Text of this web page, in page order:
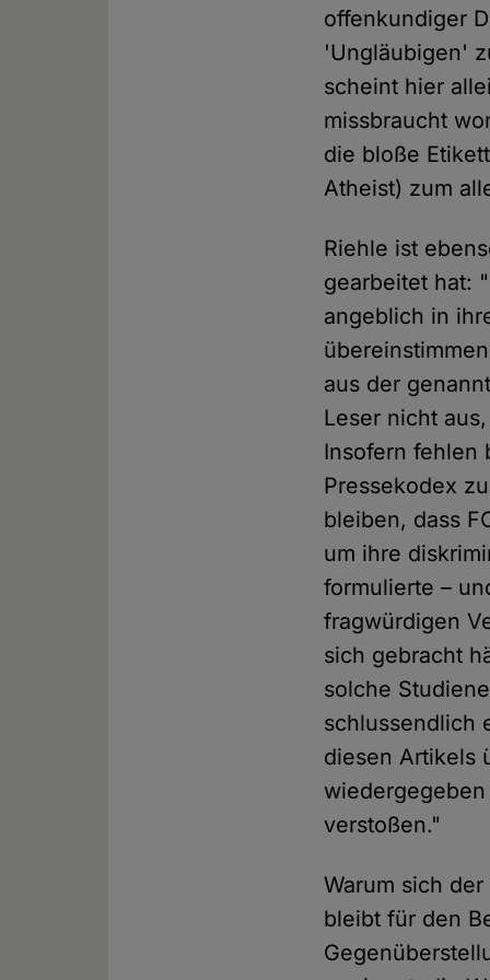
offenkundiger
'Ungläubigen'
scheint hier
missbraucht
die bloße
Atheist) zum
Riehle ist
gearbeitet hat:
angeblich in
aus der
Leser nicht
Insofern fehlen
Pressekodex
bleiben, dass
um ihre
formulierte –
fragwürdigen
sich gebracht
solche
schlussendlich
diesen Artikels
verstoßen."
Warum sich der
bleibt für den